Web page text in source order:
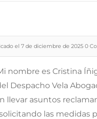
el 7 de diciembre de 2025 0
nombre es Cristina
Despacho Vela
llevar asuntos
las medidas